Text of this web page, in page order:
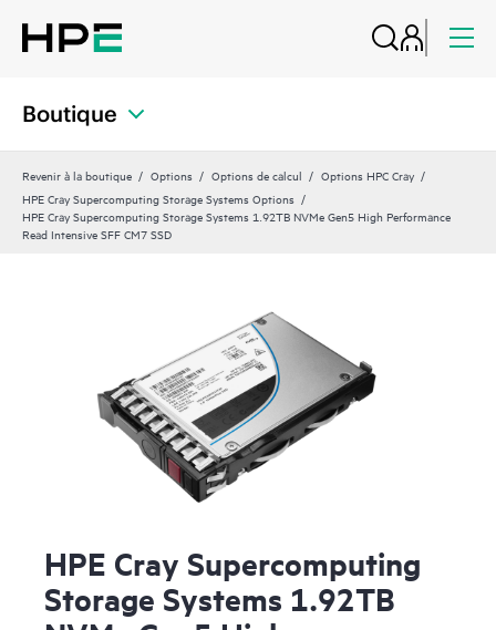
Boutique
Revenir à la boutique Options Options de calcul
Options HPC Cray
HPE Cray Supercomputing Storage Systems Options
HPE Cray Supercomputing Storage Systems 1.92TB NVMe Gen5 High Performance
Read Intensive SFF CM7 SSD
HPE Cray Supercomputing
Storage Systems 1.92TB